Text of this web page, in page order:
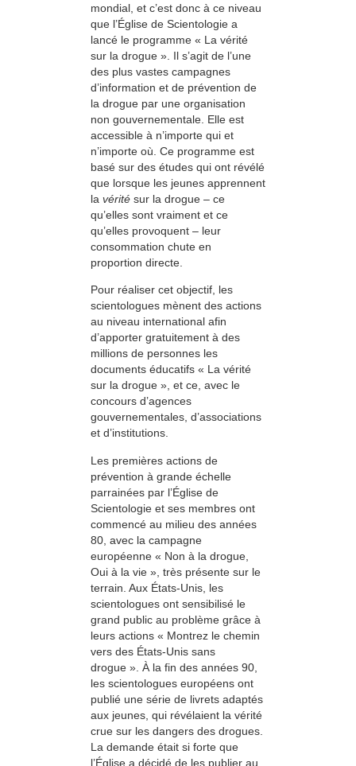
mondial, et c’est donc à ce niveau
que l’Église de Scientologie a
lancé le programme « La vérité
sur la drogue ». Il s’agit de l’une
des plus vastes campagnes
d’information et de prévention de
la drogue par une organisation
non gouvernementale. Elle est
accessible à n’importe qui et
n’importe où. Ce programme est
basé sur des études qui ont révélé
que lorsque les jeunes apprennent
la vérité sur la drogue – ce
qu’elles sont vraiment et ce
qu’elles provoquent – leur
consommation chute en
proportion directe.
Pour réaliser cet objectif, les
scientologues mènent des actions
au niveau international afin
d’apporter gratuitement à des
millions de personnes les
documents éducatifs « La vérité
sur la drogue », et ce, avec le
concours d’agences
gouvernementales, d’associations
et d’institutions.
Les premières actions de
prévention à grande échelle
parrainées par l’Église de
Scientologie et ses membres ont
commencé au milieu des années
80, avec la campagne
européenne « Non à la drogue,
Oui à la vie », très présente sur le
terrain. Aux États-Unis, les
scientologues ont sensibilisé le
grand public au problème grâce à
leurs actions « Montrez le chemin
vers des États-Unis sans
drogue ». À la fin des années 90,
les scientologues européens ont
publié une série de livrets adaptés
aux jeunes, qui révélaient la vérité
crue sur les dangers des drogues.
La demande était si forte que
l’Église a décidé de les publier au